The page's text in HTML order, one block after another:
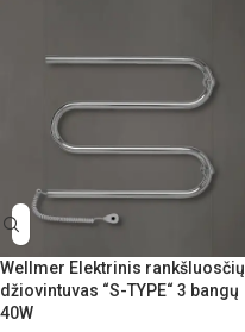
Wellmer Elektrinis rankšluosčių
džiovintuvas “S-TYPE“ 3 bangų
40W